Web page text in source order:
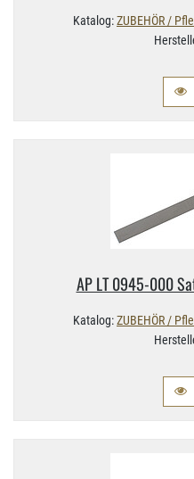
Katalog:ZUBEHÖR /
AP LT 0945-​000
Katalog:ZUBEHÖR /